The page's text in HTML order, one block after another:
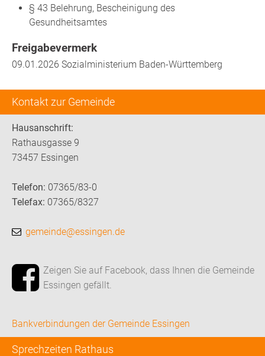
Kontakt zur Gemeinde
Hausanschrift:
Rathausgasse 9
73457 Essingen
Telefon: 07365/83-0
Telefax: 07365/8327
gemeinde@essingen.de
Zeigen Sie auf Facebook, dass Ihnen die Gemeinde
Essingen gefällt.
Bankverbindungen der Gemeinde Essingen
Sprechzeiten Rathaus
§ 43 Belehrung, Bescheinigung des
Gesundheitsamtes
Freigabevermerk
09.01.2026 Sozialministerium Baden-Württemberg